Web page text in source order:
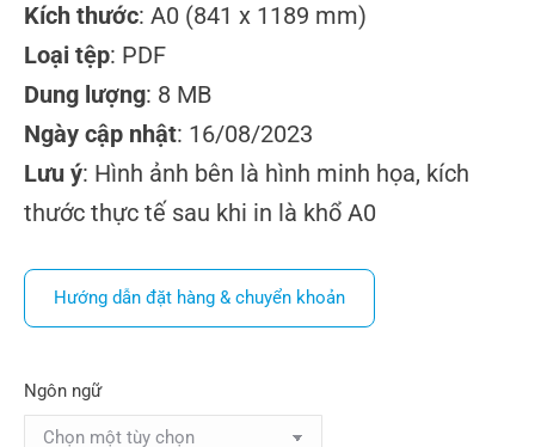
Kích thước: A0 (841 x 1189 mm)
Loại tệp: PDF
Dung lượng: 8 MB
Ngày cập nhật: 16/08/2023
Lưu ý: Hình ảnh bên là hình minh họa, kích
thước thực tế sau khi in là khổ A0
Hướng dẫn đặt hàng & chuyển khoản
Ngôn ngữ